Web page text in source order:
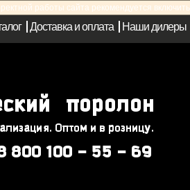
работы сайта рекомендуется
Доставка и оплата Наши дилеры